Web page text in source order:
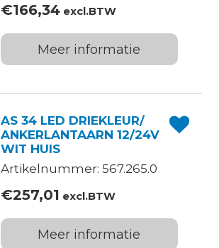
€166,34excl.BTW
Meer informatie
AS 34 LED DRIEKLEUR/
ANKERLANTAARN 12/24V
WIT HUIS
Artikelnummer: 567.265.0
€257,01 excl.BTW
Meer informatie